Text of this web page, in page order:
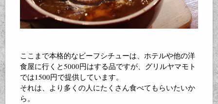
ここまで本格的なビーフシチューは、ホテルや他の洋
食屋に行くと5000円はする品ですが、グリルヤマモト
では1500円で提供しています。
それは、より多くの人にたくさん食べてもらいたいか
ら。